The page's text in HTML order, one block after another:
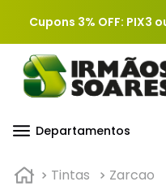
Cupons 3% OFF: PIX3
Departamentos
Tintas Zarcao